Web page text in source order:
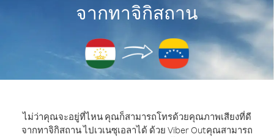
จากทาจิกิสถาน
ไม่ว่าคุณจะอยู่ที่ไหน คุณก็สามารถโทรด้วยคุณภาพเสียงที่ดี
จากทาจิกิสถาน ไปเวเนซุเอลาได้ ด้วย Viber Outคุณสามารถ